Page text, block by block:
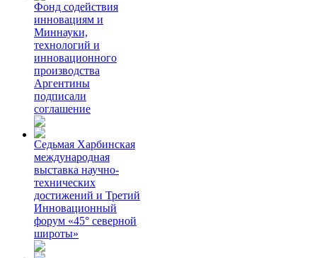
Фонд содействия
инновациям и
Миннауки,
технологий и
инновационного
производства
Аргентины
подписали
соглашение
Седьмая Харбинская
международная
выставка научно-
технических
достижений и Третий
Инновационный
форум «45° северной
широты»